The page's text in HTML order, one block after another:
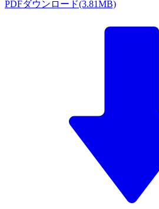
PDFダウンロード(3.81MB)